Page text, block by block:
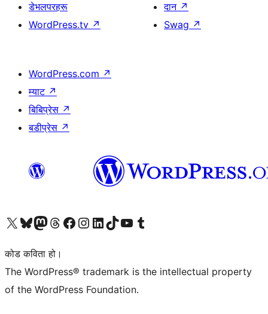
डेभलपरहरू
WordPress.tv ↗
दान ↗
Swag ↗
WordPress.com ↗
म्याट ↗
बिबिप्रेस ↗
बडीप्रेस ↗
हाम्रो X (पहिले ट्विटर) खातामा जानुहोस्
हाम्रो Bluesky खाता भ्रमण गर्नुहोस्
हाम्रो म्यास्टोडन खाता भ्रमण गर्नुहोस्
हाम्रो थ्रेड्स खातामा जानुहोस्
हाम्रो फेसबुक पेजमा जानुहोस्
हाम्रो इन्स्टाग्राम खातामा जानुहोस्
हाम्रो लिङ्क्डइन खातामा जानुहोस्
हाम्रो TikTok खाता भ्रमण गर्नुहोस्
हाम्रो युट्युब च्यानलमा जानुहोस्
हाम्रो टम्बलर खाता भ्रमण गर्नुहोस्
कोड कविता हो।
The WordPress® trademark is the intellectual property
of the WordPress Foundation.